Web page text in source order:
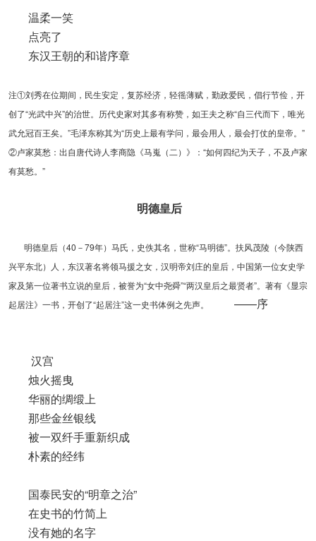
温柔一笑
点亮了
东汉王朝的和谐序章
注①刘秀在位期间，民生安定，复苏经济，轻徭薄赋，勤政爱民，倡行节俭，开
创了“光武中兴”的治世。历代史家对其多有称赞，如王夫之称“自三代而下，唯光
武允冠百王矣。”毛泽东称其为“历史上最有学问，最会用人，最会打仗的皇帝。”
②卢家莫愁：出自唐代诗人李商隐《马嵬（二）》：“如何四纪为天子，不及卢家
有莫愁。”
明德皇后
明德皇后（40－79年）马氏，史佚其名，世称“马明德”。扶风茂陵（今陕西
兴平东北）人，东汉著名将领马援之女，汉明帝刘庄的皇后，中国第一位女史学
家及第一位著书立说的皇后，被誉为“女中尧舜”“两汉皇后之最贤者”。著有《显宗
起居注》一书，开创了“起居注”这一史书体例之先声。
——序
汉宫
烛火摇曳
华丽的绸缎上
那些金丝银线
被一双纤手重新织成
朴素的经纬
国泰民安的“明章之治”
在史书的竹简上
没有她的名字